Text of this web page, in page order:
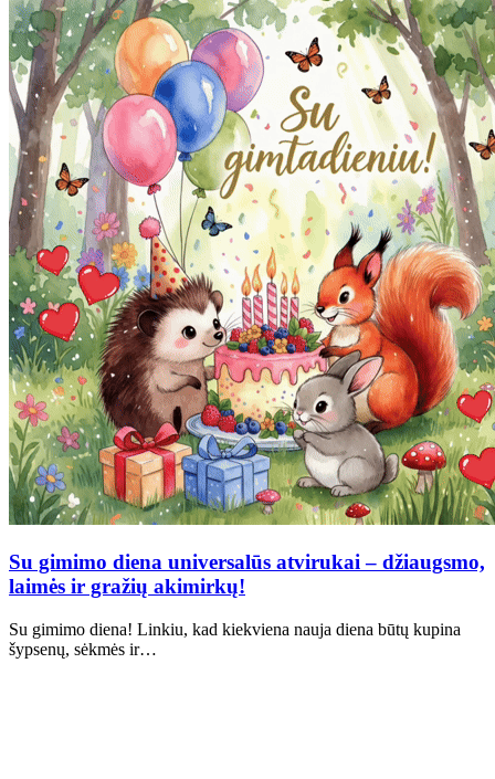
Su gimimo diena universalūs atvirukai – džiaugsmo,
laimės ir gražių akimirkų!
Su gimimo diena! Linkiu, kad kiekviena nauja diena būtų kupina
šypsenų, sėkmės ir…